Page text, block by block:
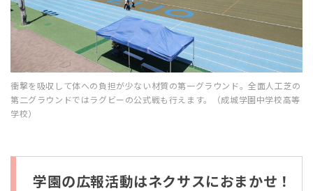
衝撃を吸収して体への負担が少ない材質の第一グラウンド。全面人工芝の
第二グラウンドではラグビーの公式戦も行えます。（成城学園中学校高等
学校）
学園の広報活動はネクサスにおまかせ！